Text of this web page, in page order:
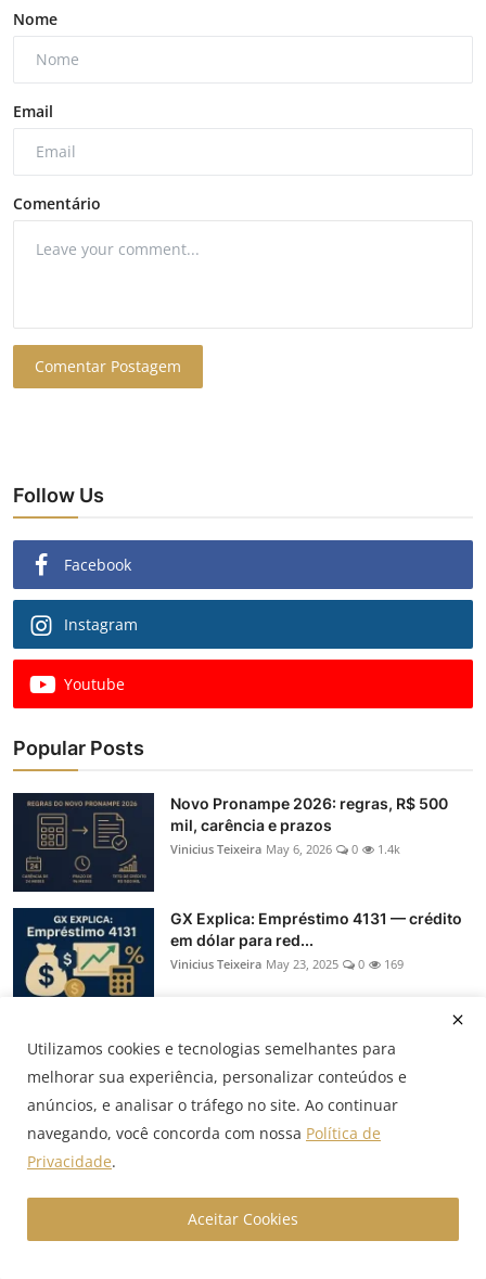
Nome
Email
Comentário
Comentar Postagem
Follow Us
Facebook
Instagram
Youtube
Popular Posts
Novo Pronampe 2026: regras, R$ 500
mil, carência e prazos
Vinicius Teixeira May 6, 2026 0 1.4k
GX Explica: Empréstimo 4131 — crédito
em dólar para red...
Vinicius Teixeira May 23, 2025 0 169
que muda na prática
Vinicius Teixeira Oct 22, 2025 0 151
Utilizamos cookies e tecnologias semelhantes para
melhorar sua experiência, personalizar conteúdos e
anúncios, e analisar o tráfego no site. Ao continuar
navegando, você concorda com nossa Política de
Privacidade.
Aceitar Cookies